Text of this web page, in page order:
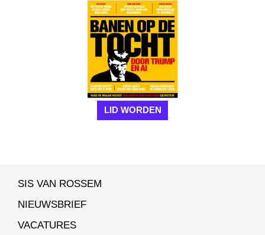
LID WORDEN
SIS VAN ROSSEM
NIEUWSBRIEF
VACATURES